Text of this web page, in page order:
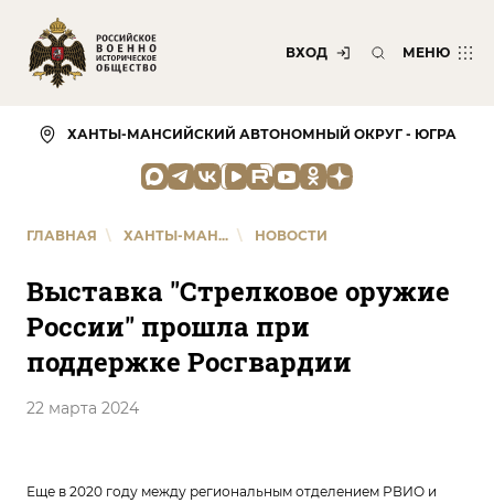
ВХОД МЕНЮ
ХАНТЫ-МАНСИЙСКИЙ АВТОНОМНЫЙ ОКРУГ - ЮГРА
ГЛАВНАЯ \ ХАНТЫ-МАН... \ НОВОСТИ
Выставка "Стрелковое оружие
России" прошла при
поддержке Росгвардии
22 марта 2024
Еще в 2020 году между региональным отделением РВИО и